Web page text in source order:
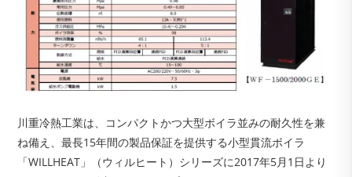
川重冷熱工業は、コンパクトかつ大型ボイラ並みの耐久性を兼
ね備え、最長15年間の製品保証を提供する小型貫流ボイラ
「WILLHEAT」（ウィルヒート）シリーズに2017年5月1日より